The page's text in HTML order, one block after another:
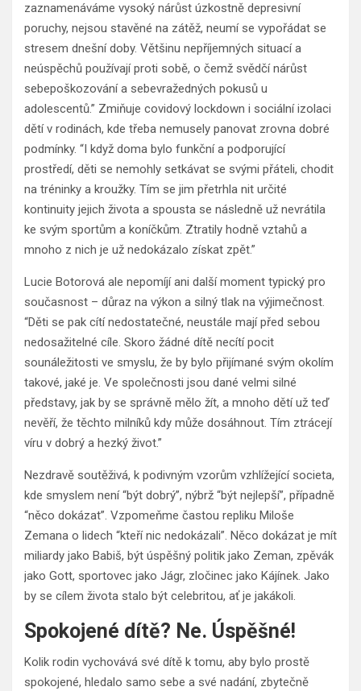
zaznamenáváme vysoký nárůst úzkostně depresivní
poruchy, nejsou stavěné na zátěž, neumí se vypořádat se
stresem dnešní doby. Většinu nepříjemných situací a
neúspěchů používají proti sobě, o čemž svědčí nárůst
sebepoškozování a sebevražedných pokusů u
adolescentů.” Zmiňuje covidový lockdown i sociální izolaci
dětí v rodinách, kde třeba nemusely panovat zrovna dobré
podmínky. “I když doma bylo funkční a podporující
prostředí, děti se nemohly setkávat se svými přáteli, chodit
na tréninky a kroužky. Tím se jim přetrhla nit určité
kontinuity jejich života a spousta se následně už nevrátila
ke svým sportům a koníčkům. Ztratily hodně vztahů a
mnoho z nich je už nedokázalo získat zpět.”
Lucie Botorová ale nepomíjí ani další moment typický pro
současnost – důraz na výkon a silný tlak na výjimečnost.
“Děti se pak cítí nedostatečné, neustále mají před sebou
nedosažitelné cíle. Skoro žádné dítě necítí pocit
sounáležitosti ve smyslu, že by bylo přijímané svým okolím
takové, jaké je. Ve společnosti jsou dané velmi silné
představy, jak by se správně mělo žít, a mnoho dětí už teď
nevěří, že těchto milníků kdy může dosáhnout. Tím ztrácejí
víru v dobrý a hezký život.”
Nezdravě soutěživá, k podivným vzorům vzhlížející societa,
kde smyslem není “být dobrý”, nýbrž “být nejlepší”, případně
“něco dokázat”. Vzpomeňme častou repliku Miloše
Zemana o lidech “kteří nic nedokázali”. Něco dokázat je mít
miliardy jako Babiš, být úspěšný politik jako Zeman, zpěvák
jako Gott, sportovec jako Jágr, zločinec jako Kájínek. Jako
by se cílem života stalo být celebritou, ať je jakákoli.
Spokojené dítě? Ne. Úspěšné!
Kolik rodin vychovává své dítě k tomu, aby bylo prostě
spokojené, hledalo samo sebe a své nadání, zbytečně